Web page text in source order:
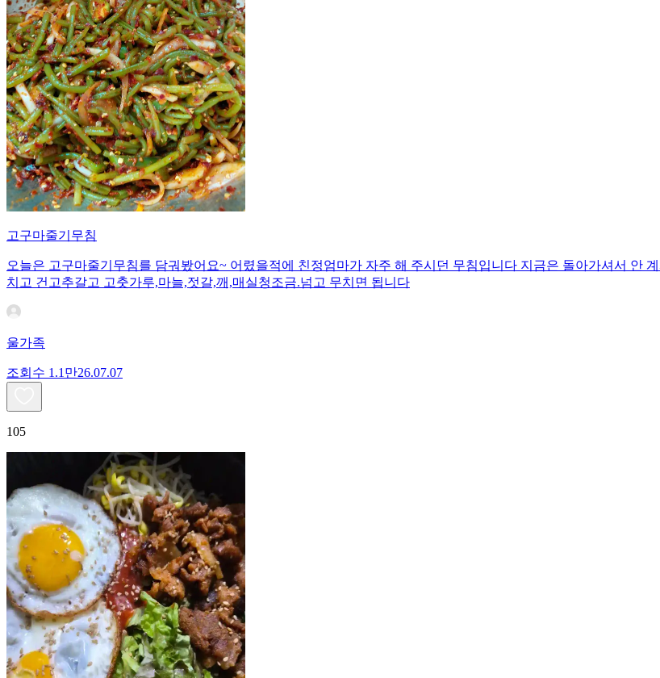
고구마줄기무침
오늘은 고구마줄기무침를 담궈봤어요~ 어렸을적에 친정엄마가 자주 해 주시던 무침입니다 지금은 돌아가셔서 안
치고 건고추갈고 고춧가루,마늘,젓갈,깨,매실청조금.넘고 무치면 됩니다
울가족
조회수 1.1만26.07.07
105